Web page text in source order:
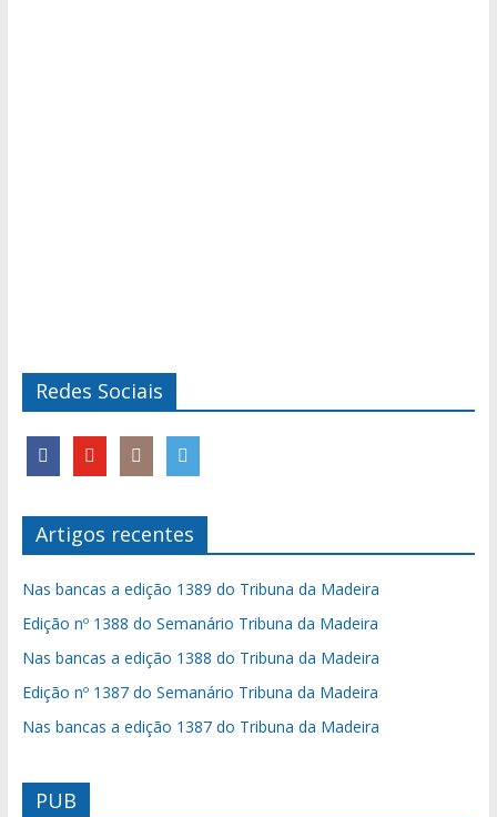
Redes Sociais
Artigos recentes
Nas bancas a edição 1389 do Tribuna da Madeira
Edição nº 1388 do Semanário Tribuna da Madeira
Nas bancas a edição 1388 do Tribuna da Madeira
Edição nº 1387 do Semanário Tribuna da Madeira
Nas bancas a edição 1387 do Tribuna da Madeira
PUB